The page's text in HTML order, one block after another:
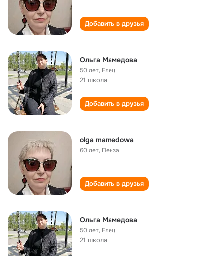
Добавить в друзья
Ольга Мамедова
50 лет, Елец
21 школа
Добавить в друзья
olga mamedowa
60 лет, Пенза
Добавить в друзья
Ольга Мамедова
50 лет, Елец
21 школа